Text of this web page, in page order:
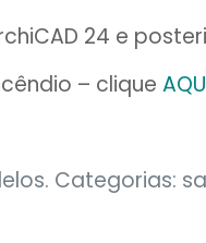
24 e
– clique
Categorias: